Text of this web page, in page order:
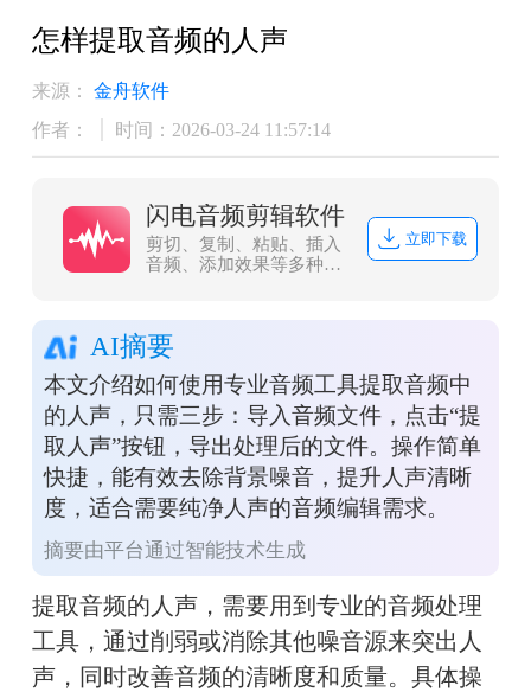
怎样提取音频的人声
来源：
金舟软件
作者：
时间：2026-03-24 11:57:14
闪电音频剪辑软件
剪切、复制、粘贴、插入
音频、添加效果等多种编
并制作铃声，为您的生活
增添了独特的个性。
立即下载
AI摘要
本文介绍如何使用专业音频工具提取音频中
的人声，只需三步：导入音频文件，点击“提
取人声”按钮，导出处理后的文件。操作简单
快捷，能有效去除背景噪音，提升人声清晰
度，适合需要纯净人声的音频编辑需求。
摘要由平台通过智能技术生成
提取音频的人声，需要用到专业的音频处理
工具，通过削弱或消除其他噪音源来突出人
声，同时改善音频的清晰度和质量。具体操